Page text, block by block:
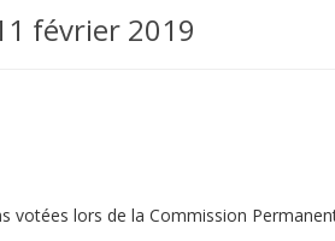
février 2019
votées lors de la Commission